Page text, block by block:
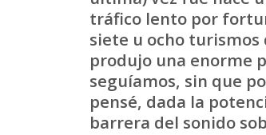
tráfico lento por
siete u ocho turismos
produjo una enorme
seguíamos, sin que
pensé, dada la
barrera del sonido